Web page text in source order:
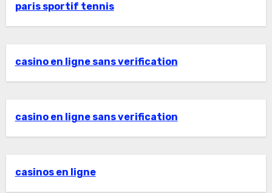
paris sportif tennis
casino en ligne sans verification
casino en ligne sans verification
casinos en ligne